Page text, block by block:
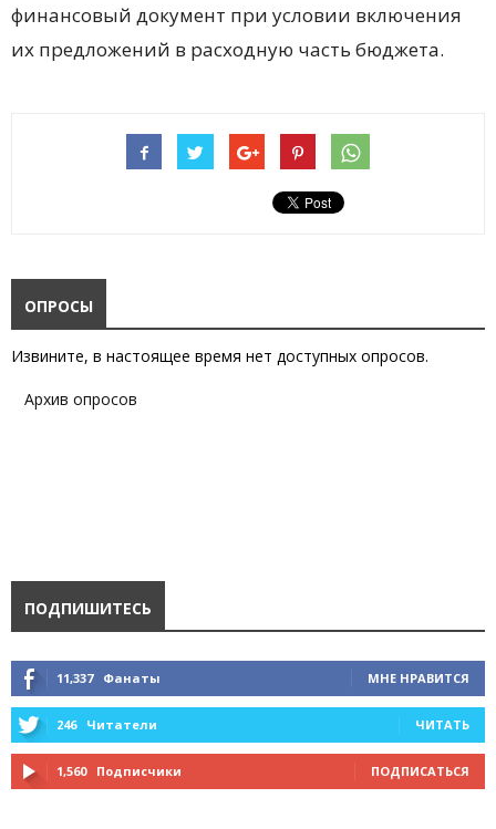
финансовый документ при условии включения
их предложений в расходную часть бюджета.
ОПРОСЫ
Извините, в настоящее время нет доступных опросов.
Архив опросов
ПОДПИШИТЕСЬ
11,337 Фанаты МНЕ НРАВИТСЯ
246 Читатели ЧИТАТЬ
1,560 Подписчики ПОДПИСАТЬСЯ